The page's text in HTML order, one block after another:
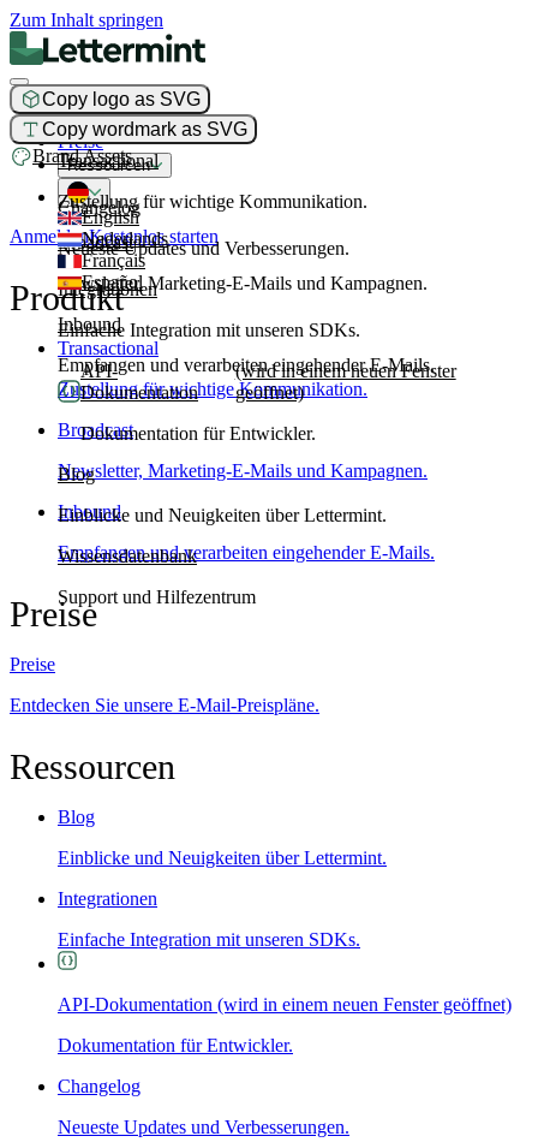
Zum Inhalt springen
Copy logo as SVG
Copy wordmark as SVG
Brand Assets
Produkt
Transactional
Zustellung für wichtige Kommunikation.
Broadcast
Newsletter, Marketing-E-Mails und Kampagnen.
Inbound
Empfangen und verarbeiten eingehender E-Mails.
Preise
Ressourcen
Changelog
Neueste Updates und Verbesserungen.
Integrationen
Einfache Integration mit unseren SDKs.
API-
Dokumentation
(wird in einem neuen Fenster
geöffnet)
Dokumentation für Entwickler.
Blog
Einblicke und Neuigkeiten über Lettermint.
Wissensdatenbank
Support und Hilfezentrum
English
Nederlands
Français
Español
AnmeldenKostenlos starten
Produkt
Transactional
Zustellung für wichtige Kommunikation.
Broadcast
Newsletter, Marketing-E-Mails und Kampagnen.
Inbound
Empfangen und verarbeiten eingehender E-Mails.
Preise
Preise
Entdecken Sie unsere E-Mail-Preispläne.
Ressourcen
Blog
Einblicke und Neuigkeiten über Lettermint.
Integrationen
Einfache Integration mit unseren SDKs.
API-Dokumentation (wird in einem neuen Fenster geöffnet)
Dokumentation für Entwickler.
Changelog
Neueste Updates und Verbesserungen.